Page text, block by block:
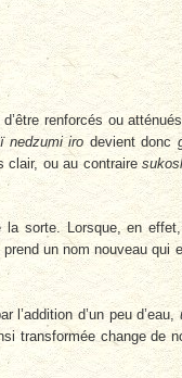
renforcés ou
ned­zumi iro devient donc
clair, ou au contraire
sorte. Lorsque, en
un nom nouveau qui
l’addition d’un peu d’eau,
transformée change de